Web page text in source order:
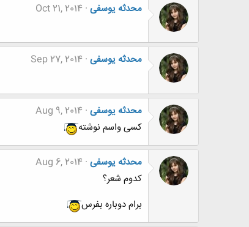
محدثه یوسفی Oct 21, 2014
محدثه یوسفی Sep 27, 2014
محدثه یوسفی Aug 9, 2014
کسی واسم نوشته
محدثه یوسفی Aug 6, 2014
کدوم شعر؟
برام دوباره بفرس